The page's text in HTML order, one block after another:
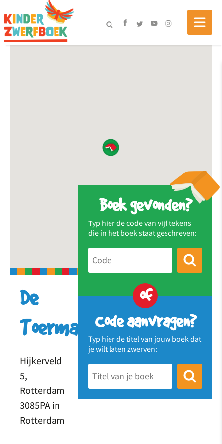
Boek gevonden?
Typ hier de code van vijf tekens
die in het boek staat geschreven:
of
Code aanvragen?
Typ hier de titel van jouw boek dat
je wilt laten zwerven:
De
Toermalijn
Hijkerveld
5,
Rotterdam
3085PA in
Rotterdam